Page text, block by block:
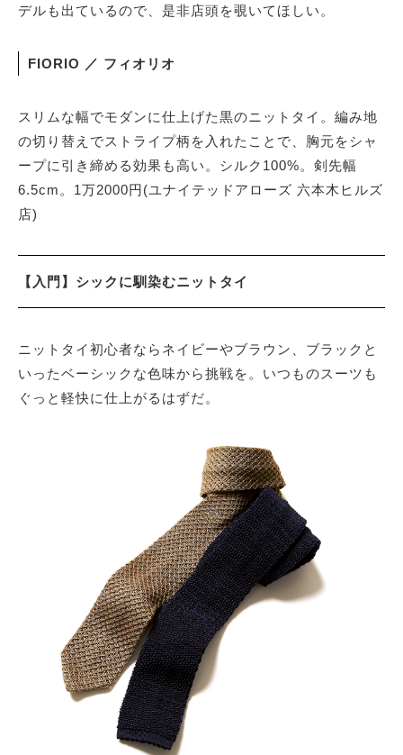
デルも出ているので、是非店頭を覗いてほしい。
FIORIO ／ フィオリオ
スリムな幅でモダンに仕上げた黒のニットタイ。編み地
の切り替えでストライプ柄を入れたことで、胸元をシャ
ープに引き締める効果も高い。シルク100%。剣先幅
6.5cm。1万2000円(ユナイテッドアローズ 六本木ヒルズ
店)
【入門】シックに馴染むニットタイ
ニットタイ初心者ならネイビーやブラウン、ブラックと
いったベーシックな色味から挑戦を。いつものスーツも
ぐっと軽快に仕上がるはずだ。